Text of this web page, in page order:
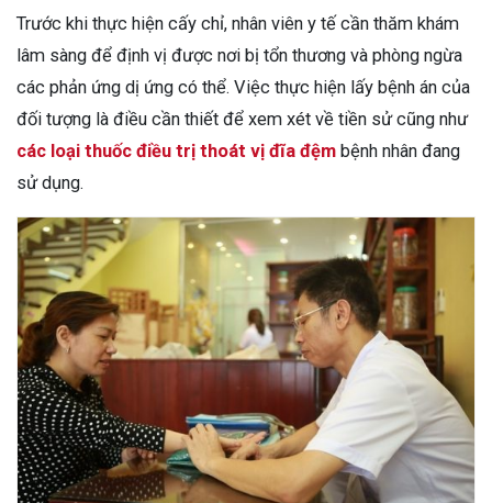
Trước khi thực hiện cấy chỉ, nhân viên y tế cần thăm khám
lâm sàng để định vị được nơi bị tổn thương và phòng ngừa
các phản ứng dị ứng có thể. Việc thực hiện lấy bệnh án của
đối tượng là điều cần thiết để xem xét về tiền sử cũng như
các loại thuốc điều trị thoát vị đĩa đệm bệnh nhân đang
sử dụng.